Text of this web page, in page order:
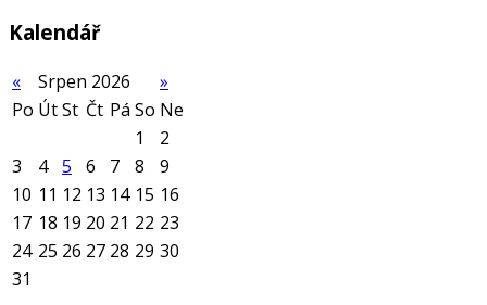
Kalendář
« Srpen 2026
»
Po ÚtSt Čt Pá So Ne
1
2
3
4 5 6 7 8
9
10 11 12 13 14 15 16
17 18 19 20 21 22 23
24 25 26 27 28 29 30
31